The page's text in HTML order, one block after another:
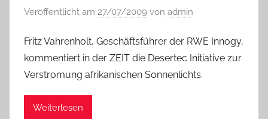
Veröffentlicht am 27/07/2009 von admin
Fritz Vahrenholt, Geschäftsführer der RWE Innogy,
kommentiert in der ZEIT die Desertec Initiative zur
Verstromung afrikanischen Sonnenlichts.
Weiterlesen